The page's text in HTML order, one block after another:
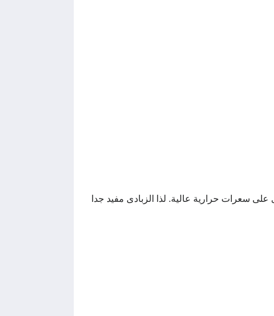
سعرات حرارية عالية. لذا الزبادى مفيد جدا